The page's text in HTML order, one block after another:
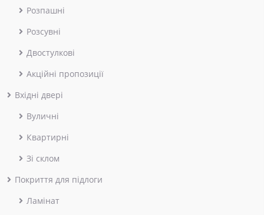
Розпашні
Розсувні
Двостулкові
Акційні пропозиції
Вхідні двері
Вуличні
Квартирні
Зі склом
Покриття для підлоги
Ламінат